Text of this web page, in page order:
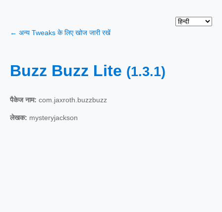
← अन्य Tweaks के लिए खोज जारी रखें
Buzz Buzz Lite (1.3.1)
पैकेज नाम: com.jaxroth.buzzbuzz
लेखक: mysteryjackson